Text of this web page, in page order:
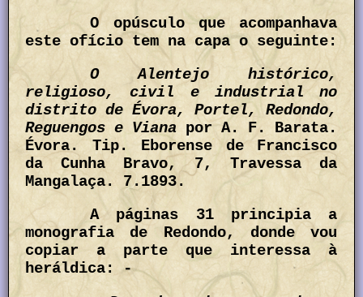
O opúsculo que acompanhava
este ofício tem na capa o seguinte:
O Alentejo histórico,
religioso, civil e industrial no
distrito de Évora, Portel, Redondo,
Reguengos e Viana por A. F. Barata.
Évora. Tip. Eborense de Francisco
da Cunha Bravo, 7, Travessa da
Mangalaça. 7.1893.
A páginas 31 principia a
monografia de Redondo, donde vou
copiar a parte que interessa à
heráldica: -